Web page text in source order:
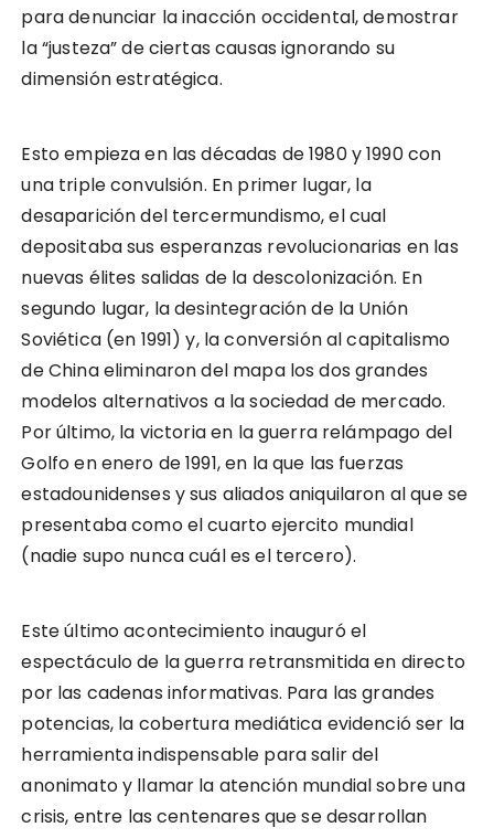
para denunciar la inacción occidental, demostrar
la “justeza” de ciertas causas ignorando su
dimensión estratégica.
Esto empieza en las décadas de 1980 y 1990 con
una triple convulsión. En primer lugar, la
desaparición del tercermundismo, el cual
depositaba sus esperanzas revolucionarias en las
nuevas élites salidas de la descolonización. En
segundo lugar, la desintegración de la Unión
Soviética (en 1991) y, la conversión al capitalismo
de China eliminaron del mapa los dos grandes
modelos alternativos a la sociedad de mercado.
Por último, la victoria en la guerra relámpago del
Golfo en enero de 1991, en la que las fuerzas
estadounidenses y sus aliados aniquilaron al que se
presentaba como el cuarto ejercito mundial
(nadie supo nunca cuál es el tercero).
Este último acontecimiento inauguró el
espectáculo de la guerra retransmitida en directo
por las cadenas informativas. Para las grandes
potencias, la cobertura mediática evidenció ser la
herramienta indispensable para salir del
anonimato y llamar la atención mundial sobre una
crisis, entre las centenares que se desarrollan